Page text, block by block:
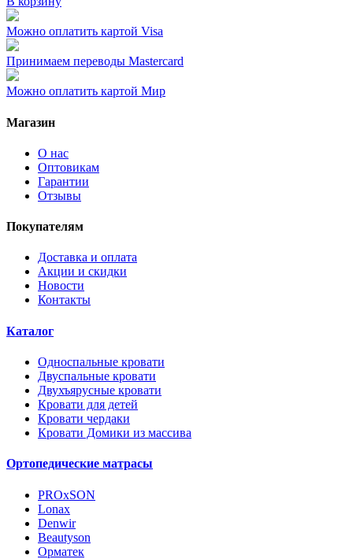
Можно оплатить картой Visa
Принимаем переводы Mastercard
Можно оплатить картой Мир
Магазин
О нас
Оптовикам
Гарантии
Отзывы
Покупателям
Доставка и оплата
Акции и скидки
Новости
Контакты
Каталог
Односпальные кровати
Двуспальные кровати
Двухъярусные кровати
Кровати для детей
Кровати чердаки
Кровати Домики из массива
Ортопедические матрасы
PROxSON
Lonax
Denwir
Beautyson
Орматек